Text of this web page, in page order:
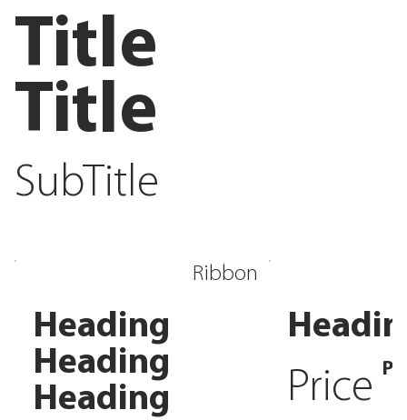
Title
Title
SubTitle
Ribbon
Heading
Heading
Heading
Price